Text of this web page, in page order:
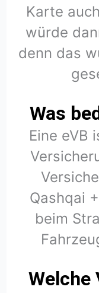
Karte
würde
denn das
Was
Eine eVB
Qashqai
beim
Welche